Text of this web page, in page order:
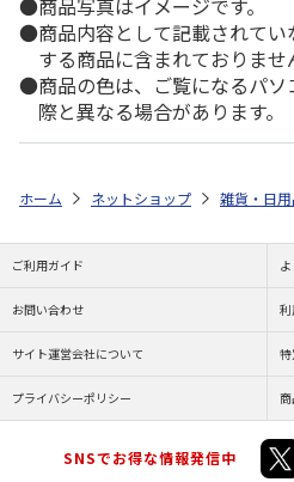
商品内容として記載されて
する商品に含まれておりませ
商品の色は、ご覧になるパ
際と異なる場合があります。
ホーム ネットショップ 雑貨・日
ご利用ガイド
お問い合わせ
サイト運営会社について
プライバシーポリシー
SNSでお得な情報発信中